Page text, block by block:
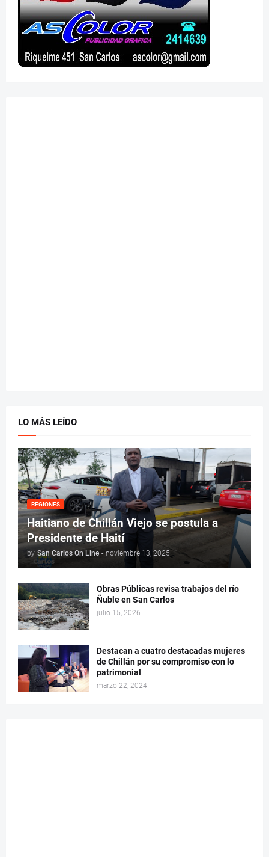
LO MÁS LEÍDO
REGIONES
Haitiano de Chillán Viejo se postula a
Presidente de Haití
by San Carlos On Line - noviembre 13, 2025
Obras Públicas revisa trabajos del río
Ñuble en San Carlos
julio 15, 2026
Destacan a cuatro destacadas mujeres
de Chillán por su compromiso con lo
patrimonial
marzo 22, 2024